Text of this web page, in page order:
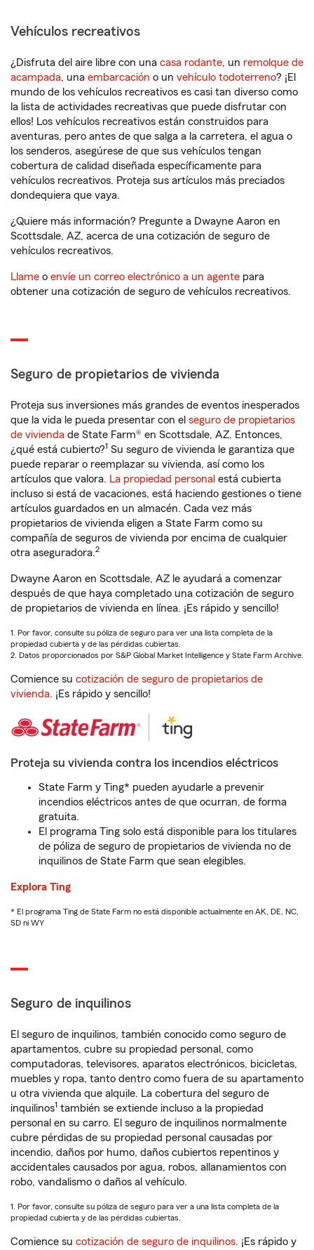
Vehículos recreativos
¿Disfruta del aire libre con una casa rodante, un remolque de
acampada, una embarcación o un vehículo todoterreno? ¡El
mundo de los vehículos recreativos es casi tan diverso como
la lista de actividades recreativas que puede disfrutar con
ellos! Los vehículos recreativos están construidos para
aventuras, pero antes de que salga a la carretera, el agua o
los senderos, asegúrese de que sus vehículos tengan
cobertura de calidad diseñada específicamente para
vehículos recreativos. Proteja sus artículos más preciados
dondequiera que vaya.
¿Quiere más información? Pregunte a Dwayne Aaron en
Scottsdale, AZ, acerca de una cotización de seguro de
vehículos recreativos.
Llame o envíe un correo electrónico a un agente para
obtener una cotización de seguro de vehículos recreativos.
Seguro de propietarios de vivienda
Proteja sus inversiones más grandes de eventos inesperados
que la vida le pueda presentar con el seguro de propietarios
de vivienda de State Farm® en Scottsdale, AZ. Entonces,
¿qué está cubierto?1 Su seguro de vivienda le garantiza que
puede reparar o reemplazar su vivienda, así como los
artículos que valora. La propiedad personal está cubierta
incluso si está de vacaciones, está haciendo gestiones o tiene
artículos guardados en un almacén. Cada vez más
propietarios de vivienda eligen a State Farm como su
compañía de seguros de vivienda por encima de cualquier
otra aseguradora.2
Dwayne Aaron en Scottsdale, AZ le ayudará a comenzar
después de que haya completado una cotización de seguro
de propietarios de vivienda en línea. ¡Es rápido y sencillo!
1. Por favor, consulte su póliza de seguro para ver una lista completa de la
propiedad cubierta y de las pérdidas cubiertas.
2. Datos proporcionados por S&P Global Market Intelligence y State Farm Archive.
Comience su cotización de seguro de propietarios de
vivienda. ¡Es rápido y sencillo!
Proteja su vivienda contra los incendios eléctricos
State Farm y Ting* pueden ayudarle a prevenir
incendios eléctricos antes de que ocurran, de forma
gratuita.
El programa Ting solo está disponible para los titulares
de póliza de seguro de propietarios de vivienda no de
inquilinos de State Farm que sean elegibles.
Explora Ting
* El programa Ting de State Farm no está disponible actualmente en AK, DE, NC,
SD ni WY
Seguro de inquilinos
El seguro de inquilinos, también conocido como seguro de
apartamentos, cubre su propiedad personal, como
computadoras, televisores, aparatos electrónicos, bicicletas,
muebles y ropa, tanto dentro como fuera de su apartamento
u otra vivienda que alquile. La cobertura del seguro de
inquilinos1 también se extiende incluso a la propiedad
personal en su carro. El seguro de inquilinos normalmente
cubre pérdidas de su propiedad personal causadas por
incendio, daños por humo, daños cubiertos repentinos y
accidentales causados por agua, robos, allanamientos con
robo, vandalismo o daños al vehículo.
1. Por favor, consulte su póliza de seguro para ver a una lista completa de la
propiedad cubierta y de las pérdidas cubiertas.
Comience su cotización de seguro de inquilinos. ¡Es rápido y